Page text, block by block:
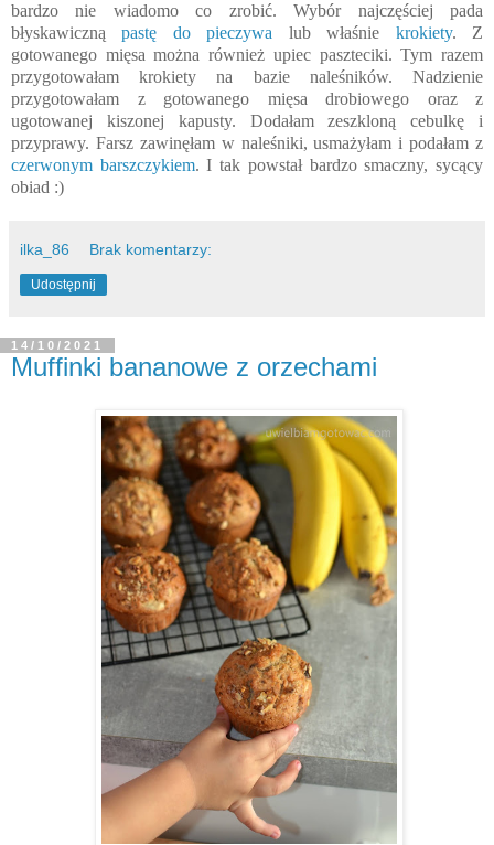
bardzo nie wiadomo co zrobić. Wybór najczęściej pada
błyskawicznąpastę do pieczywa lub właśnie krokiety. Z
gotowanego mięsa można również upiec paszteciki. Tym razem
przygotowałam krokiety na bazie naleśników. Nadzienie
przygotowałam z gotowanego mięsa drobiowego oraz z
ugotowanej kiszonej kapusty. Dodałam zeszkloną cebulkę i
przyprawy. Farsz zawinęłam w naleśniki, usmażyłam i podałam z
czerwonym barszczykiem. I tak powstał bardzo smaczny, sycący
obiad :)
ilka_86 Brak komentarzy:
Udostępnij
14/10/2021
Muffinki bananowe z orzechami